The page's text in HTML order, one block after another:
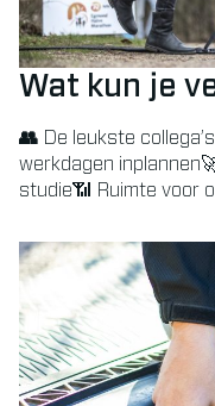
Wat kun je
👥 De leukste
werkdagen
studie📶 Ruimte voor